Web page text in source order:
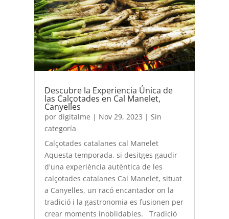
Descubre la Experiencia Única de
las Calçotades en Cal Manelet,
Canyelles
pordigitalme | Nov 29, 2023 |Sin
categoría
Calçotades catalanes cal Manelet
Aquesta temporada, si desitges gaudir
d'una experiència autèntica de les
calçotades catalanes Cal Manelet, situat
a Canyelles, un racó encantador on la
tradició i la gastronomia es fusionen per
crear moments inoblidables. Tradició